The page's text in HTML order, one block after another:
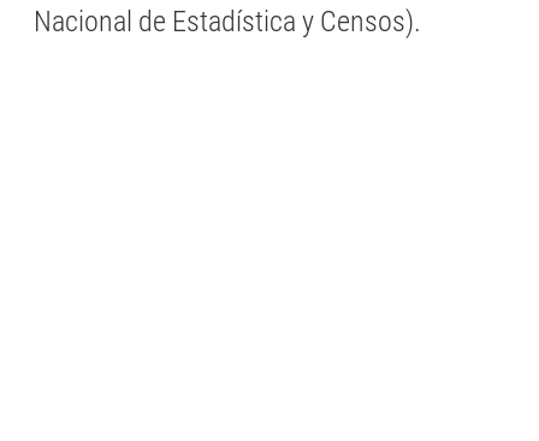
Nacional de Estadística y Censos).